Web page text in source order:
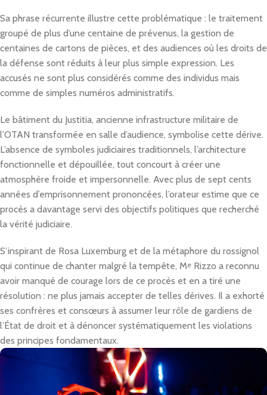
Sa phrase récurrente illustre cette problématique : le traitement
groupé de plus d’une centaine de prévenus, la gestion de
centaines de cartons de pièces, et des audiences où les droits de
la défense sont réduits à leur plus simple expression. Les
accusés ne sont plus considérés comme des individus mais
comme de simples numéros administratifs.
Le bâtiment du Justitia, ancienne infrastructure militaire de
l’OTAN transformée en salle d’audience, symbolise cette dérive.
L’absence de symboles judiciaires traditionnels, l’architecture
fonctionnelle et dépouillée, tout concourt à créer une
atmosphère froide et impersonnelle. Avec plus de sept cents
années d’emprisonnement prononcées, l’orateur estime que ce
procès a davantage servi des objectifs politiques que recherché
la vérité judiciaire.
S’inspirant de Rosa Luxemburg et de la métaphore du rossignol
qui continue de chanter malgré la tempête, Me Rizzo a reconnu
avoir manqué de courage lors de ce procès et en a tiré une
résolution : ne plus jamais accepter de telles dérives. Il a exhorté
ses confrères et consœurs à assumer leur rôle de gardiens de
l’État de droit et à dénoncer systématiquement les violations
des principes fondamentaux.